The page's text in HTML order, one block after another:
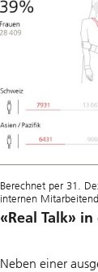
Berechnet per 31.
internen
«Real Talk»
Neben einer